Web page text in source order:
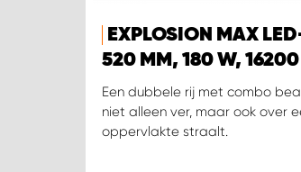
EXPLOSION MAX
520 MM, 180 W, 16200
Een dubbele rij met combo
niet alleen ver, maar ook over
oppervlakte straalt.